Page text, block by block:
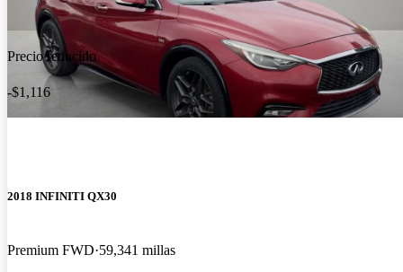
Precio reducido
-$1,116
2018 INFINITI QX30
Premium FWD 59,341 millas